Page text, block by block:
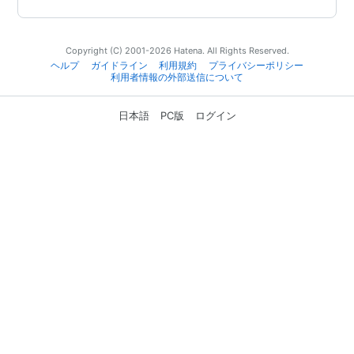
Copyright (C) 2001-2026 Hatena. All Rights Reserved.
ヘルプ
ガイドライン 利用規約
プライバシーポリシー
利用者情報の外部送信について
日本語 PC版 ログイン